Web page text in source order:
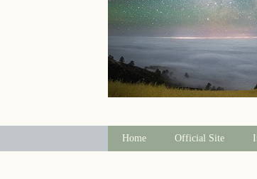
Home Official Site